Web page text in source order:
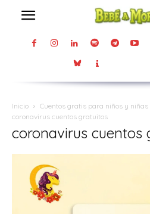
Inicio
Cuentos gratis para niños y niñas
coronavirus cuentos gratuitos
coronavirus cuentos